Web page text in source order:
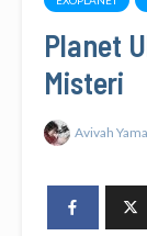
Planet
Misteri
Avivah